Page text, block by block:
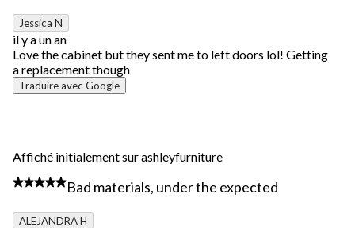
Jessica N
il y a un an
Love the cabinet but they sent me to left doors lol! Getting
a replacement though
Traduire avec Google
Affiché initialement sur ashleyfurniture
2 étoile(s) sur 5.
Bad materials, under the expected
ALEJANDRA H